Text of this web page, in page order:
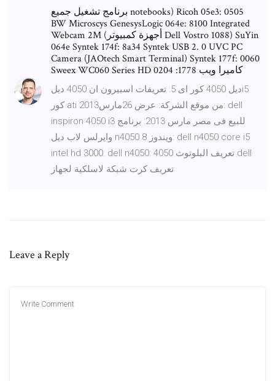
برنامج تشغيل جميع notebooks) Ricoh 05e3: 0505
BW Microscys GenesysLogic 064e: 8100 Integrated
Webcam 2M (أجهزة كمبيوتر Dell Vostro 1088) SuYin
064e Syntek 174f: 8a34 Syntek USB 2. 0 UVC PC
Camera (JAOtech Smart Terminal) Syntek 177f: 0060
Sweex WC060 Series HD كاميرا ويب 1778: 0204
ديل 4050 كور اى 5: تعريفات اسبيرون ان 4050 ديلi5
كور ati من موقع الشركة: عرض 26مارس2013: dell
inspiron 4050 i3 للبيع فى مصر مارس 2013: برنامج
وايرلس لاب ديل n4050 ويندوز 8: dell n4050 core i5
intel hd 3000: dell n4050: تعريف البلوتوث 4050 dell
تعريف كرت شبكة لاسلكية لجهاز
Leave a Reply